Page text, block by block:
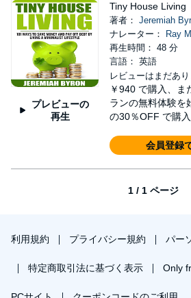
プレビューの
再生
Tiny House Living
著者： Jeremiah
ナレーター：
Ray
再生時間： 48 分
言語： 英語
レビューはまだあり
￥940 で購入、ま
ランの無料体験を
の30％OFF で購入
会員登録
1 / 1 ページ
利用規約 プライバシー規約 パー
特定商取引法に基づく表示 Only